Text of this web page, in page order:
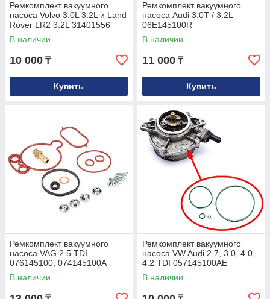
Ремкомплект вакуумного
насоса Volvo 3.0L 3.2L и Land
Rover LR2 3.2L 31401556
В наличии
10 000 ₸
Купить
Ремкомплект вакуумного
насоса Audi 3.0T / 3.2L
06E145100R
В наличии
11 000 ₸
Купить
Ремкомплект вакуумного
насоса VAG 2.5 TDI
076145100, 074145100A
В наличии
Ремкомплект вакуумного
насоса VW Audi 2.7, 3.0, 4.0,
4.2 TDI 057145100AE
057145100L
В наличии